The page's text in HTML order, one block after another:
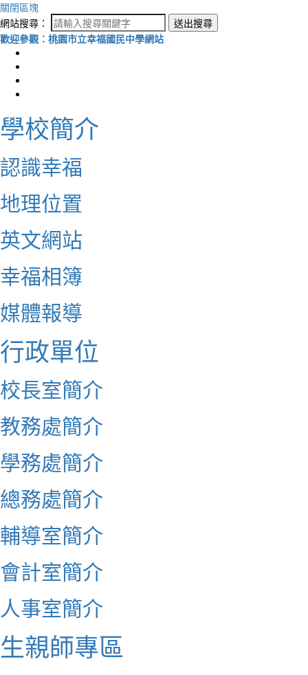
關閉區塊
網站搜尋：
送出搜尋
歡迎參觀：桃園市立幸福國民中學網站
學校簡介
認識幸福
地理位置
英文網站
幸福相簿
媒體報導
行政單位
校長室簡介
教務處簡介
學務處簡介
總務處簡介
輔導室簡介
會計室簡介
人事室簡介
生親師專區